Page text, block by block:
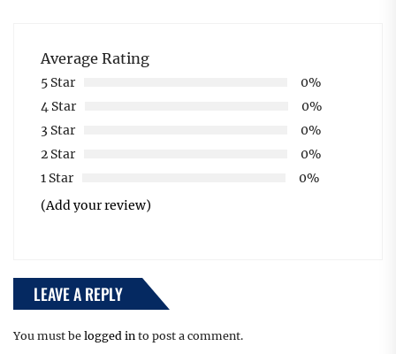
Average Rating
5 Star
0%
4 Star
0%
3 Star
0%
2 Star
0%
1 Star
0%
(Add your review)
LEAVE A REPLY
You must be logged in to post a comment.